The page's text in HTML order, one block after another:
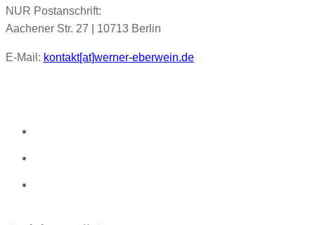
NUR Postanschrift:
Aachener Str. 27 | 10713 Berlin
E-Mail: kontakt[at]werner-eberwein.de